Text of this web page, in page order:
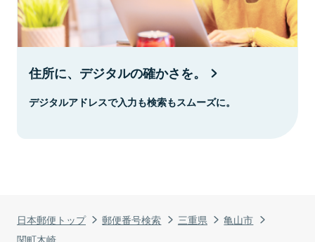
日本郵便トップ 郵便番号検索 三重県
亀山市
関町木崎
住所に、デジタルの確かさを。
デジタルアドレスで入力も検索もスムーズに。